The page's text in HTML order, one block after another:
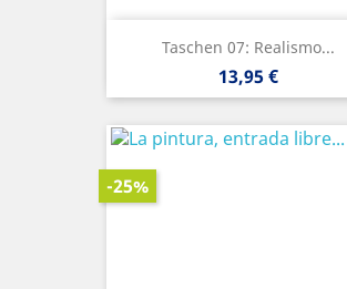
Taschen 07: Realismo...
Precio
13,95 €
-25%